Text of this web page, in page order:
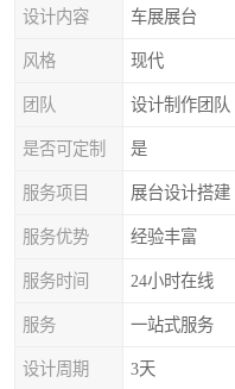
设计内容 车展展台
风格 现代
团队 设计制作团队
是否可定制 是
服务项目 展台设计搭建
服务优势 经验丰富
服务时间 24小时在线
服务 一站式服务
设计周期 3天